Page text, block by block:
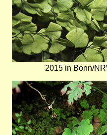
2015 in Bonn/
Bild